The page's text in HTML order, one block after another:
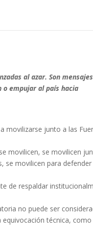
al azar. Son
o empujar al país hacia
movilizarse junto a las
movilicen, se movilicen
se movilicen para defender
de respaldar
no puede ser
técnica, como